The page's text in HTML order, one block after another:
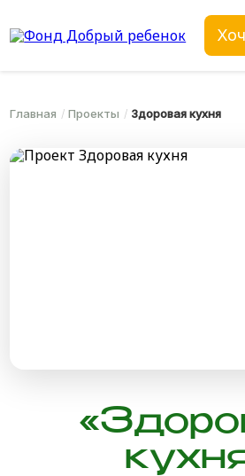
Главная Проекты Здоровая кухня